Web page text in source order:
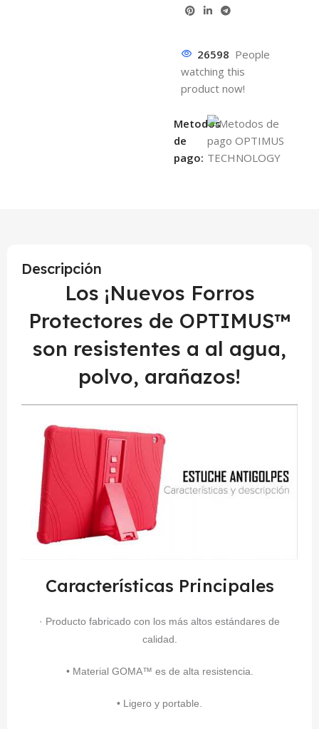
26598 People
watching this
product now!
Metodos
de
pago:
Descripción
Los ¡Nuevos Forros
Protectores de OPTIMUS™
son resistentes a al agua,
polvo, arañazos!
Características Principales
· Producto fabricado con los más altos estándares de
calidad.
• Material GOMA™ es de alta resistencia.
• Ligero y portable.